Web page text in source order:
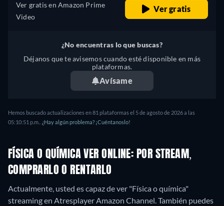
Ver gratis en Amazon Prime
Video
Ver gratis
¿No encuentras lo que buscas?
Déjanos que te avisemos cuando esté disponible en más
plataformas.
Avísame
Hemos buscado actualizaciones en81 plataformas el 5 de agosto de 2026a las
05:10:51 p.m.
¿Hay algún problema? ¡Cuéntanoslo!
FÍSICA O QUÍMICA VER ONLINE: POR STREAM,
COMPRARLO O RENTARLO
Actualmente, usted es capaz de ver "Física o química"
streaming en Atresplayer Amazon Channel.También puedes